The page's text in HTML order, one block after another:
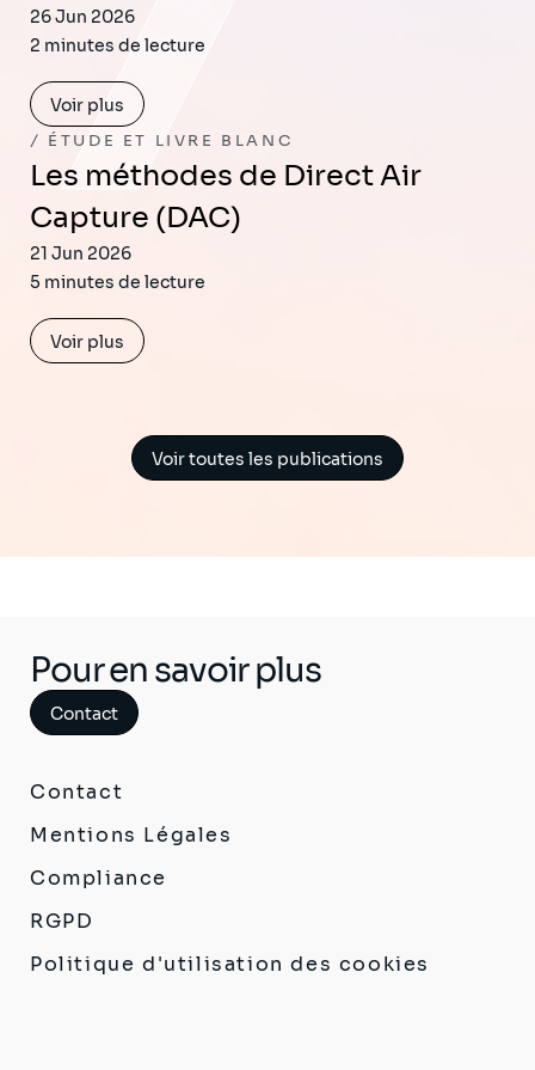
26 Jun 2026
2 minutes de lecture
Voir plus
ÉTUDE ET LIVRE BLANC
Les méthodes de Direct Air
Capture (DAC)
21 Jun 2026
5 minutes de lecture
Voir plus
Voir toutes les publications
Pour en savoir plus
Contact
Contact
Mentions Légales
Compliance
RGPD
Politique d'utilisation des cookies